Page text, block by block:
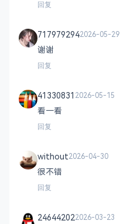
回复
7179792942026-05-29
谢谢
回复
41330831 2026-05-15
看一看
回复
without2026-04-30
很不错
回复
246442022026-03-23